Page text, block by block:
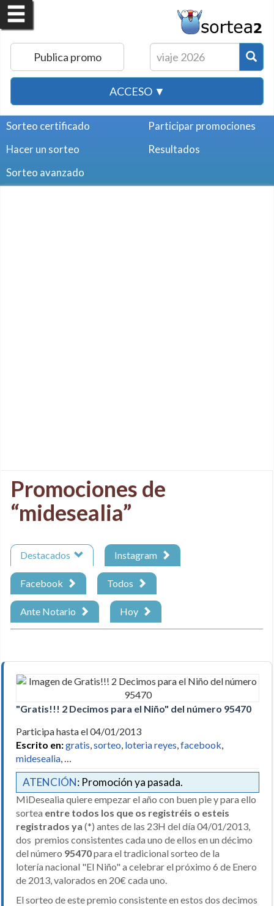
Publica promo
ACCESO ▼
Sorteo certificado
Hacer un sorteo
Sorteo avanzado
Participar promociones
Resultados
Promociones de
“midesealia”
Destacados Instagram
Facebook Todos
Ante Notario Hoy
"Gratis!!! 2 Decimos para el Niño" del número 95470
Participa hasta el 04/01/2013
Escrito en:gratis,sorteo, loteria reyes,facebook,
midesealia, …
ATENCIÓN: Promoción ya pasada.
MiDesealia quiere empezar el año con buen pie y para ello
sortea entre todos los que os registréis o esteis
registrados ya (*) antes de las 23H del día 04/01/2013,
dos premios consistentes cada uno de ellos en un décimo
del número 95470para el tradicional sorteo de la
lotería nacional "El Niño" a celebrar el próximo 6 de Enero
de 2013, valorados en 20€ cada uno.
El sorteo de este premio consistente en estos dos decimos